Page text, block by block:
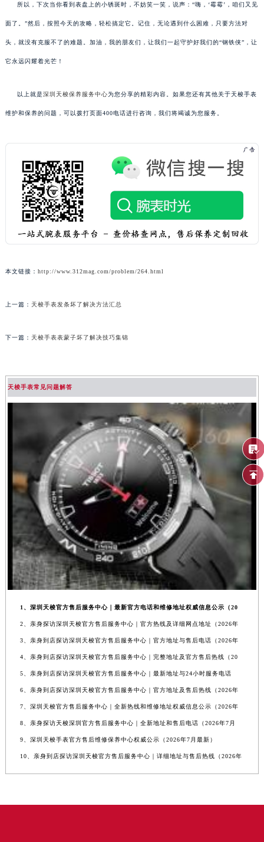
所以，下次当你看到表盘上的小锈斑时，不妨笑一笑，说声：“嗨，‘霉霉’，咱们又见
面了。”然后，按照今天的攻略，轻松搞定它。记住，无论遇到什么困难，只要方法对
头，就没有克服不了的难题。加油，我的朋友们，让我们一起守护好我们的“钢铁侠”，让
它永远闪耀着光芒！
以上就是深圳天梭保养服务中心为您分享的精彩内容。如果您还有其他关于天梭手表
维护和保养的问题，可以拨打页面400电话进行咨询，我们将竭诚为您服务。
本文链接： http://www.312mag.com/problem/264.html
上一篇： 天梭手表发条坏了解决方法汇总
下一篇： 天梭手表表蒙子坏了解决技巧集锦
天梭手表常见问题解答
1、深圳天梭官方售后服务中心｜最新官方电话和维修地址权威信息公示（20
2、亲身探访深圳天梭官方售后服务中心｜官方热线及详细网点地址（2026年
3、亲身到店探访深圳天梭官方售后服务中心｜官方地址与售后电话（2026年
4、亲身到店探访深圳天梭官方售后服务中心｜完整地址及官方售后热线（20
5、亲身到店探访深圳天梭官方售后服务中心｜最新地址与24小时服务电话
6、亲身到店探访深圳天梭官方售后服务中心｜官方地址及售后热线（2026年
7、深圳天梭官方售后服务中心｜全新热线和维修地址权威信息公示（2026年
8、亲身探访天梭深圳官方售后服务中心｜全新地址和售后电话（2026年7月
9、深圳天梭手表官方售后维修保养中心权威公示（2026年7月最新）
10、亲身到店探访深圳天梭官方售后服务中心｜详细地址与售后热线（2026年